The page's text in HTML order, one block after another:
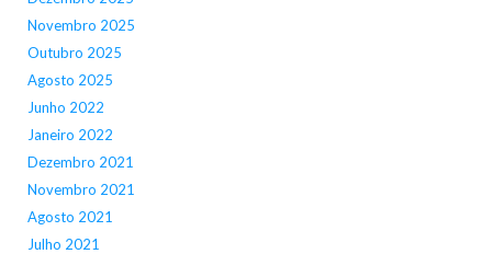
Novembro 2025
Outubro 2025
Agosto 2025
Junho 2022
Janeiro 2022
Dezembro 2021
Novembro 2021
Agosto 2021
Julho 2021